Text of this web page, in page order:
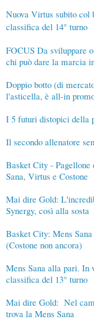
Nuova Virtus subito col
classifica del 14° turno
FOCUS Da sviluppare
chi può dare la marcia
Doppio botto (di
l'asticella, è all-in
I 5 futuri distopici della
Il secondo allenatore
Basket City - Pagellone
Sana, Virtus e Costone
Mai dire Gold:
Synergy, così alla sosta
Basket City: Mens
(Costone non ancora)
Mens Sana alla pari. In
classifica del 13° turno
Mai dire Gold: Nel
trova la Mens Sana